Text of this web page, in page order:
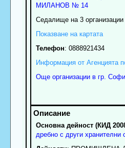
МИЛАНОВ № 14
Седалище на 3 организации
Показване на картата
Телефон: 0888921434
Информация от Агенцията
Още организации в гр.
Основна дейност (КИД
дребно с други хранителни